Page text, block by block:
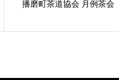
播磨町茶道協会 月例茶会